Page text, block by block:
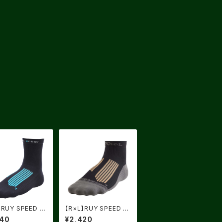
RUY SPEED 2
X ライトブルー
【R×L】RUY SPEED 稲
穂ゴールド
¥2,420